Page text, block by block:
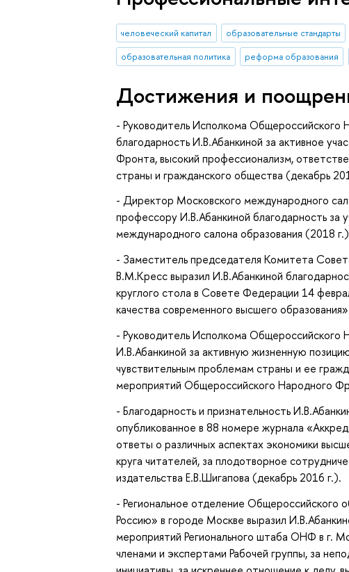
человеческий капитал образовательные стандарты
образовательная политика
реформа образования
Достижения и
- Руководитель Исполкома
благодарность И.В.Абанкиной за активное
Фронта, высокий профессионализм,
страны и гражданского общества (декабрь
- Директор Московского международного
профессору И.В.Абанкиной благодарность за
международного салона образования (2018
- Заместитель председателя Комитета
В.М.Кресс выразил И.В.Абанкиной
круглого стола в Совете Федерации 14
качества современного высшего
- Руководитель Исполкома
И.В.Абанкиной за активную жизненную
чувствительным проблемам страны и ее
мероприятий Общероссийского Народного
- Благодарность и признательность
опубликованное в 88 номере журнала
ответы о различных аспектах экономики
круга читателей, за плодотворное
издательства Е.В.Шигапова (декабрь 2016 г.).
- Региональное отделение
Россию» в городе Москве выразил
мероприятий Регионального штаба ОНФ в г.
членами и экспертами Рабочей группы, за